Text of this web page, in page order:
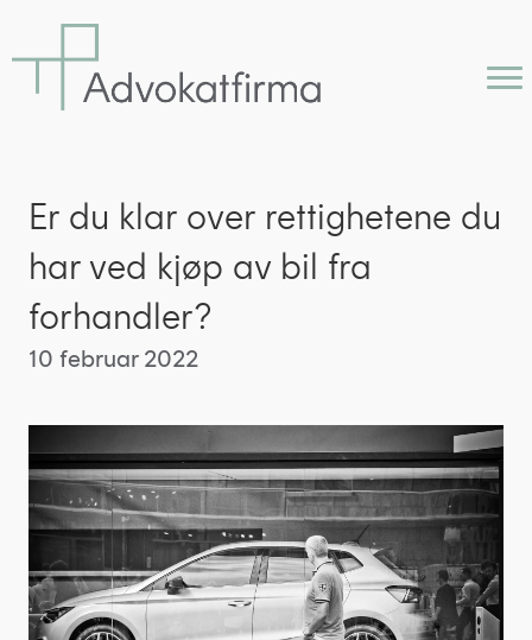
Er du klar over rettighetene du
har ved kjøp av bil fra
forhandler?
10 februar 2022